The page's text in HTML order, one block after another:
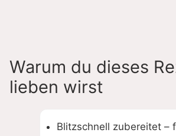
Warum du dieses
lieben wirst
Blitzschnell zubereitet –